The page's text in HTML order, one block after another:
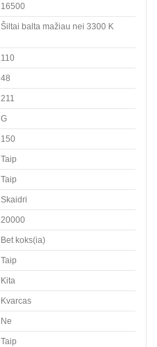
16500
Šiltai balta mažiau nei 3300 K
110
48
211
G
150
Taip
Taip
Skaidri
20000
Bet koks(ia)
Taip
Kita
Kvarcas
Ne
Taip